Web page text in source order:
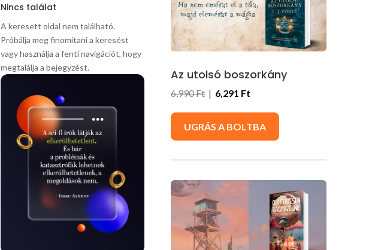
Nincs találat
A keresett oldal nem található.
Próbálja meg finomítani a keresést
vagy használja a fenti navigációt, hogy
megtalálja a bejegyzést.
Az utolsó boszorkány
6,990 Ft| 6,291 Ft
UGRÁS A BOLTBA